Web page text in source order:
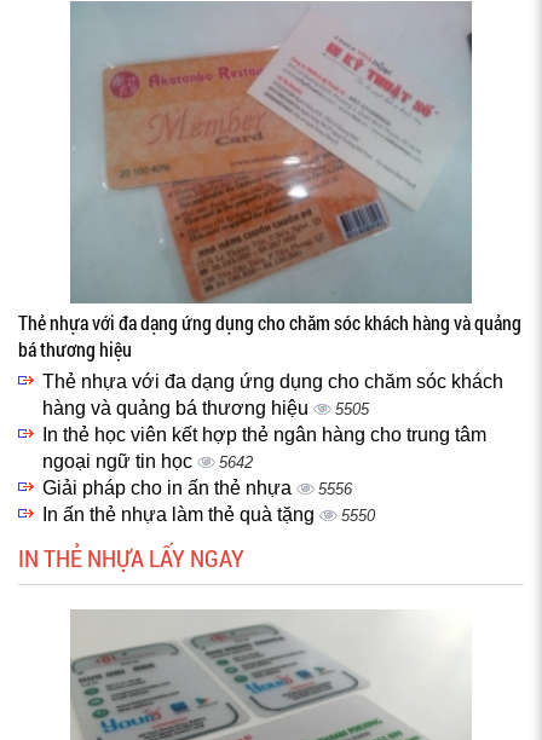
Thẻ nhựa với đa dạng ứng dụng cho chăm sóc khách hàng và quảng
bá thương hiệu
Thẻ nhựa với đa dạng ứng dụng cho chăm sóc khách
hàng và quảng bá thương hiệu
5505
In thẻ học viên kết hợp thẻ ngân hàng cho trung tâm
ngoại ngữ tin học
5642
Giải pháp cho in ấn thẻ nhựa 5556
In ấn thẻ nhựa làm thẻ quà tặng 5550
IN THẺ NHỰA LẤY NGAY